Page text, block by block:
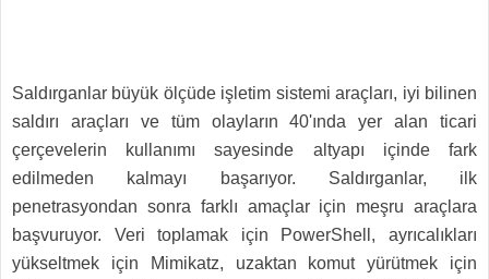
Saldırganlar büyük ölçüde işletim sistemi araçları, iyi bilinen
saldırı araçları ve tüm olayların 40'ında yer alan ticari
çerçevelerin kullanımı sayesinde altyapı içinde fark
edilmeden kalmayı başarıyor. Saldırganlar, ilk
penetrasyondan sonra farklı amaçlar için meşru araçlara
başvuruyor. Veri toplamak için PowerShell, ayrıcalıkları
yükseltmek için Mimikatz, uzaktan komut yürütmek için